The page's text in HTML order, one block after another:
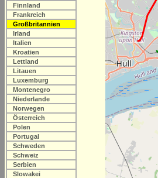
Finnland
Frankreich
Großbritannien
Irland
Italien
Kroatien
Lettland
Litauen
Luxemburg
Montenegro
Niederlande
Norwegen
Österreich
Polen
Portugal
Schweden
Schweiz
Serbien
Slowakei